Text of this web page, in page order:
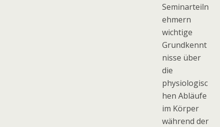
Seminarteiln
ehmern
wichtige
Grundkennt
nisse über
die
physiologisc
hen Abläufe
im Körper
während der